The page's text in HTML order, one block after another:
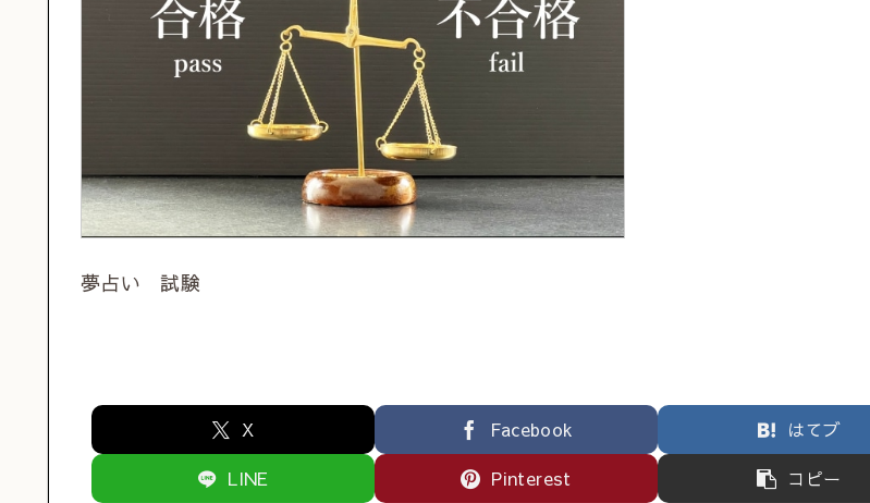
夢占い 試験
X Facebook はてブ
LINE Pinterest コピー